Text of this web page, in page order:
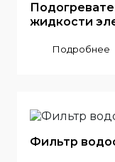
жидкости
Подробнее
Фильтр